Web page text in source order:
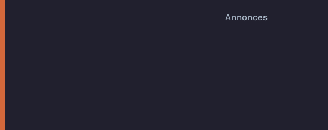
Annonces